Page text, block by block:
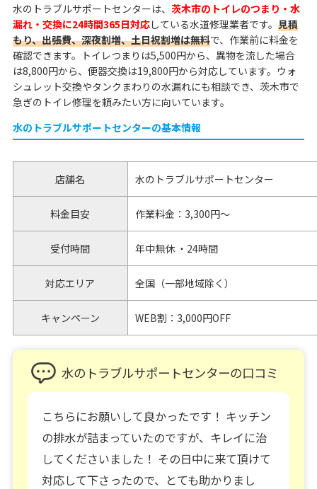
水のトラブルサポートセンターは、 茨木市のトイレのつまり・水
漏れ・交換に24時間365日対応している水道修理業者です。 見積
もり、出張費、深夜割増、土日祝割増は無料で、作業前に料金を
確認できます。トイレつまりは5,500円から、異物を流した場合
は8,800円から、便器交換は19,800円から対応しています。ウォ
シュレット交換やタンクまわりの水漏れにも相談でき、茨木市で
急ぎのトイレ修理を頼みたい方に向いています。
水のトラブルサポートセンターの基本情報
店舗名 水のトラブルサポートセンター
料金目安 作業料金：3,300円～
受付時間 年中無休 ・24時間
対応エリア 全国（一部地域除く）
キャンペーン WEB割：3,000円OFF
水のトラブルサポートセンターの口コミ
こちらにお願いして良かったです！ キッチン
の排水が詰まっていたのですが、キレイに治
してくださいました！ その日中に来て頂けて
対応して下さったので、とても助かりまし